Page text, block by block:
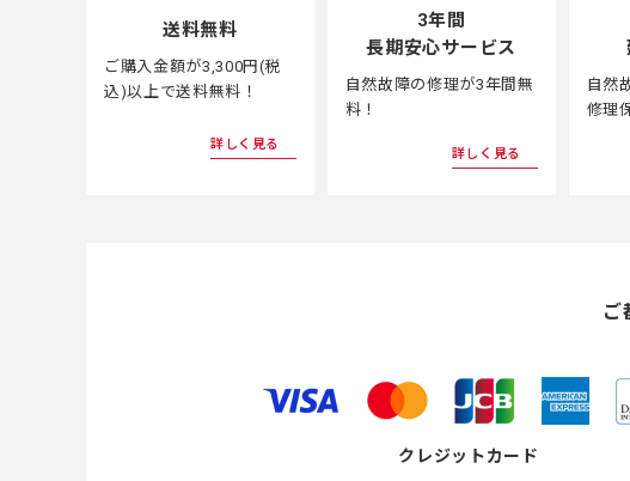
送料無料
ご購入金額が3,300円(税
込)以上で送料無料！
詳しく見る
3年間
長期安心サービス
自然故障の修理が3年間無
料！
詳しく見る
自然
修理
ご
クレジットカード